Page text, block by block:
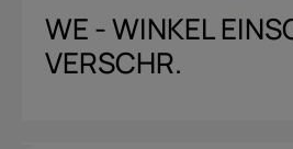
WE - WINKEL
VERSCHR.